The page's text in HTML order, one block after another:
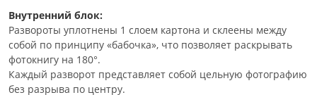
Внутренний блок:
Развороты уплотнены 1 слоем картона и склеены между
собой по принципу «бабочка», что позволяет раскрывать
фотокнигу на 180°.
Каждый разворот представляет собой цельную фотографию
без разрыва по центру.